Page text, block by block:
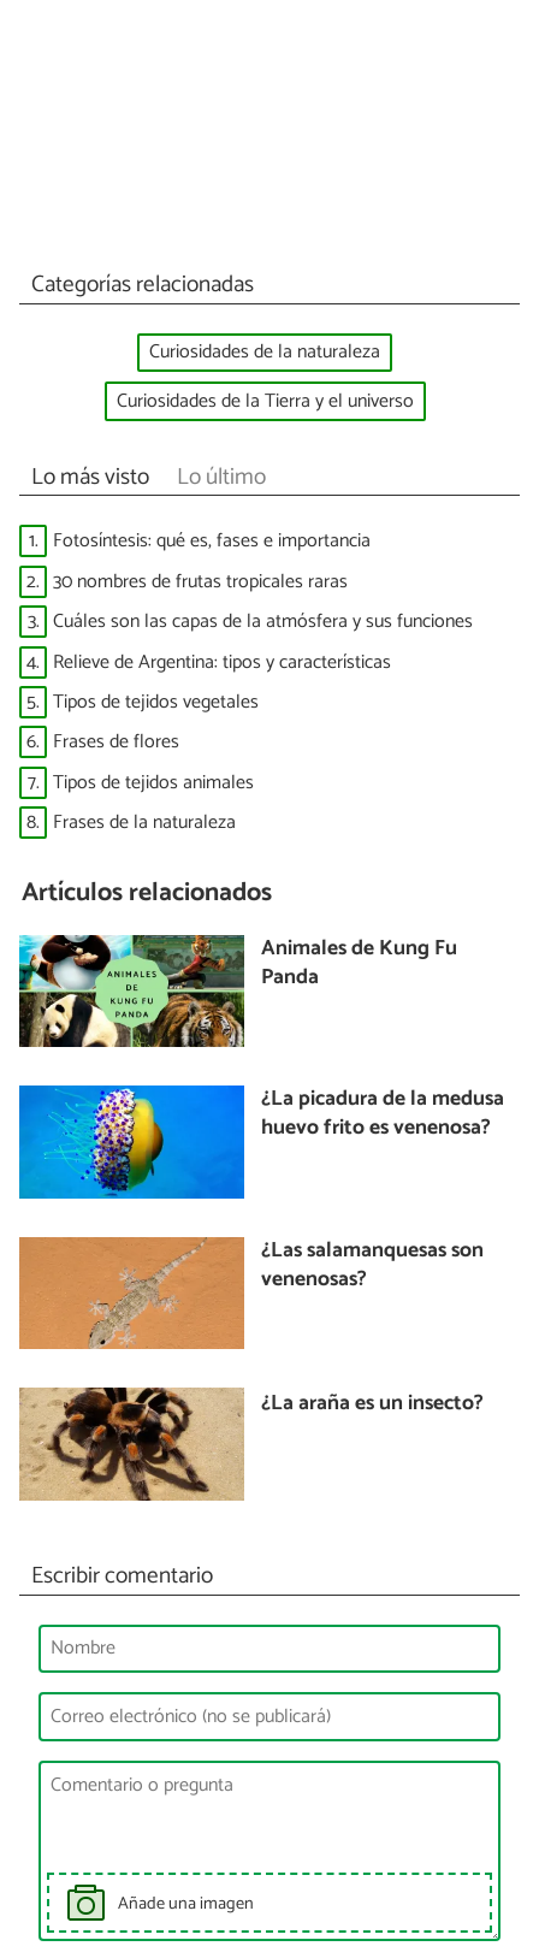
Categorías relacionadas
Curiosidades de la naturaleza
Curiosidades de la Tierra y el universo
Lo más visto Lo último
1. Fotosíntesis: qué es, fases e importancia
2. 30 nombres de frutas tropicales raras
3. Cuáles son las capas de la atmósfera y sus funciones
4. Relieve de Argentina: tipos y características
5. Tipos de tejidos vegetales
6. Frases de flores
7. Tipos de tejidos animales
8. Frases de la naturaleza
Artículos relacionados
Animales de Kung Fu
Panda
¿La picadura de la medusa
huevo frito es venenosa?
¿Las salamanquesas son
venenosas?
¿La araña es un insecto?
Escribir comentario
Añade una imagen